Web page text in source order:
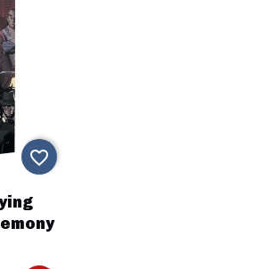
favorite_border